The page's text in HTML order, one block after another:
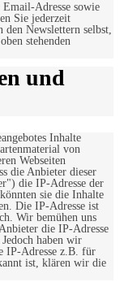
Adresse sowie
Sie jederzeit
Newslettern selbst,
stehenden
und
Inhalte
von
Webseiten
die Anbieter dieser
die IP-Adresse der
sie die Inhalte
Die IP-Adresse ist
Wir bemühen uns
die IP-Adresse
haben wir
IP-Adresse z.B. für
ist, klären wir die